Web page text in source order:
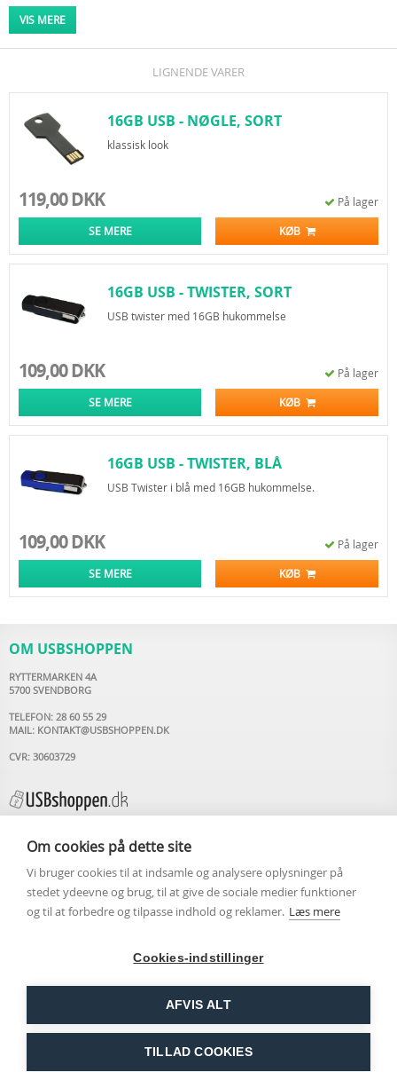
LUK
LEVERING DAG-TIL-DAG VED BESTILLING FØR KL.
USB 2.0.
Virker til alle computere og styresystemer
VIS MERE
LIGNENDE VARER
16GB USB - NØGLE, SORT
klassisk look
119,00 DKK På lager
SE MERE KØB
16GB USB - TWISTER, SORT
USB twister med 16GB hukommelse
109,00 DKK På lager
SE MERE KØB
16GB USB - TWISTER, BLÅ
USB Twister i blå med 16GB hukommelse.
109,00 DKK På lager
SE MERE KØB
OM USBSHOPPEN
RYTTERMARKEN 4A
5700 SVENDBORG
TELEFON: 28 60 55 29
MAIL: KONTAKT@USBSHOPPEN.DK
CVR: 30603729
INFORMATION
USB STIK MED LOGO
HANDELSBETINGELSER
PERSONDATAPOLITIK
Copyright ©2026 USBSHOPPEN.DK
Om cookies på dette site
Vi bruger cookies til at indsamle og analysere oplysninger på
stedet ydeevne og brug, til at give de sociale medier funktioner
og til at forbedre og tilpasse indhold og reklamer. Læs mere
Cookies-indstillinger
AFVIS ALT
TILLAD COOKIES